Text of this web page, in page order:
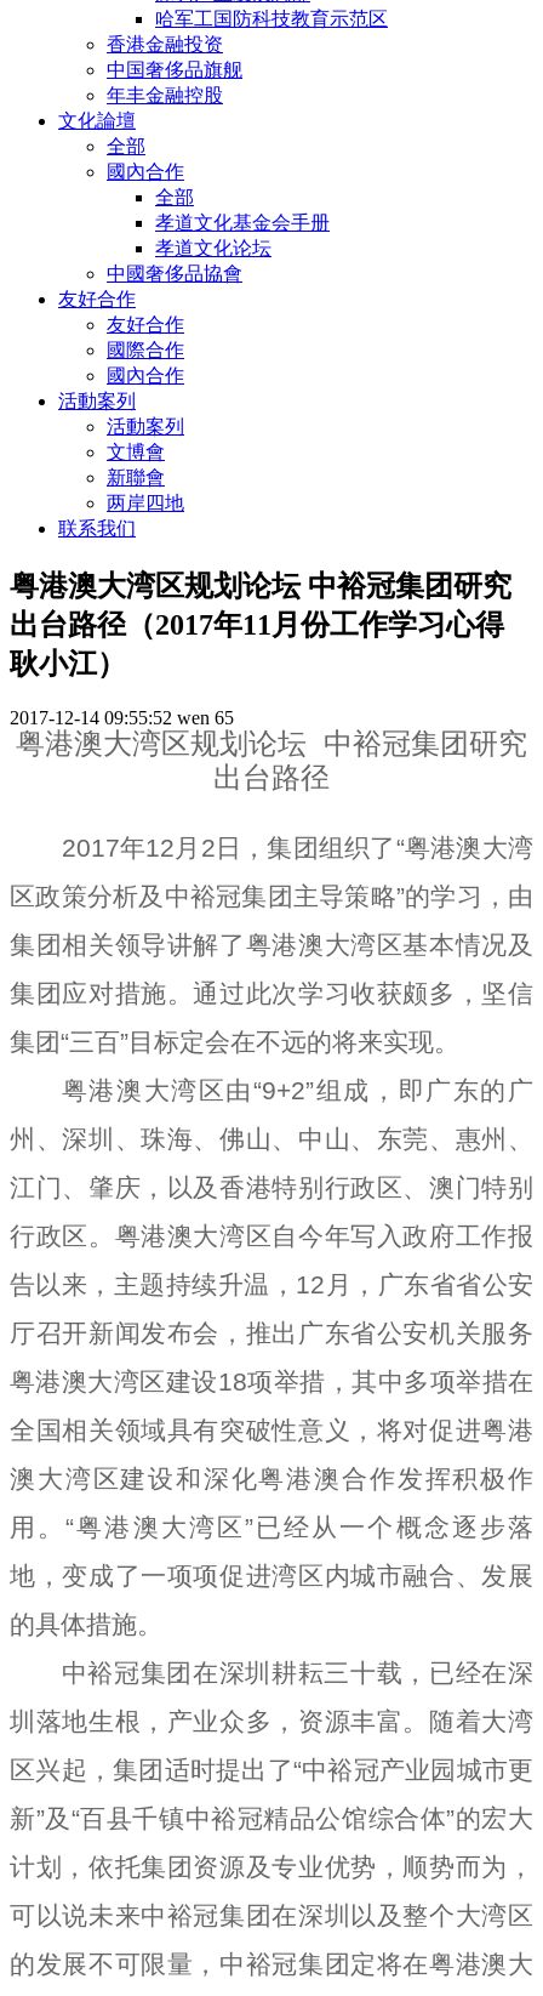
哈军工国防科技教育示范区
香港金融投资
中国奢侈品旗舰
年丰金融控股
文化論壇
全部
國內合作
全部
孝道文化基金会手册
孝道文化论坛
中國奢侈品協會
友好合作
友好合作
國際合作
國內合作
活動案列
活動案列
文博會
新聯會
两岸四地
联系我们
粤港澳大湾区规划论坛 中裕冠集团研究
出台路径（2017年11月份工作学习心得
耿小江）
2017-12-14 09:55:52 wen 65
粤港澳大湾区规划论坛 中裕冠集团研究
出台路径
2017年12月2日，集团组织了“粤港澳大湾
区政策分析及中裕冠集团主导策略”的学习，由
集团相关领导讲解了粤港澳大湾区基本情况及
集团应对措施。通过此次学习收获颇多，坚信
集团“三百”目标定会在不远的将来实现。
粤港澳大湾区由“9+2”组成，即广东的广
州、深圳、珠海、佛山、中山、东莞、惠州、
江门、肇庆，以及香港特别行政区、澳门特别
行政区。粤港澳大湾区自今年写入政府工作报
告以来，主题持续升温，12月，广东省省公安
厅召开新闻发布会，推出广东省公安机关服务
粤港澳大湾区建设18项举措，其中多项举措在
全国相关领域具有突破性意义，将对促进粤港
澳大湾区建设和深化粤港澳合作发挥积极作
用。“粤港澳大湾区”已经从一个概念逐步落
地，变成了一项项促进湾区内城市融合、发展
的具体措施。
中裕冠集团在深圳耕耘三十载，已经在深
圳落地生根，产业众多，资源丰富。随着大湾
区兴起，集团适时提出了“中裕冠产业园城市更
新”及“百县千镇中裕冠精品公馆综合体”的宏大
计划，依托集团资源及专业优势，顺势而为，
可以说未来中裕冠集团在深圳以及整个大湾区
的发展不可限量，中裕冠集团定将在粤港澳大